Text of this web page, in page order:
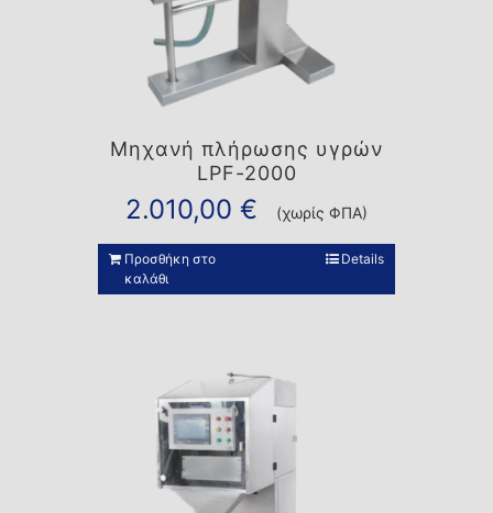
Μηχανή πλήρωσης υγρών
LPF-2000
2.010,00 € (χωρίς ΦΠΑ)
Προσθήκη στο
καλάθι
Details